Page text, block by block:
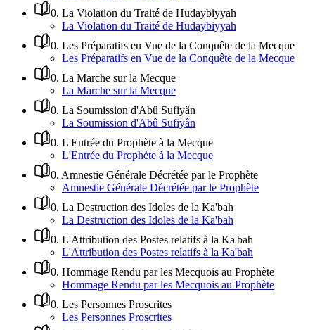
0. La Violation du Traité de Hudaybiyyah
La Violation du Traité de Hudaybiyyah
0. Les Préparatifs en Vue de la Conquête de la Mecque
Les Préparatifs en Vue de la Conquête de la Mecque
0. La Marche sur la Mecque
La Marche sur la Mecque
0. La Soumission d'Abû Sufiyân
La Soumission d'Abû Sufiyân
0. L'Entrée du Prophète à la Mecque
L'Entrée du Prophète à la Mecque
0. Amnestie Générale Décrétée par le Prophète
Amnestie Générale Décrétée par le Prophète
0. La Destruction des Idoles de la Ka'bah
La Destruction des Idoles de la Ka'bah
0. L'Attribution des Postes relatifs à la Ka'bah
L'Attribution des Postes relatifs à la Ka'bah
0. Hommage Rendu par les Mecquois au Prophète
Hommage Rendu par les Mecquois au Prophète
0. Les Personnes Proscrites
Les Personnes Proscrites